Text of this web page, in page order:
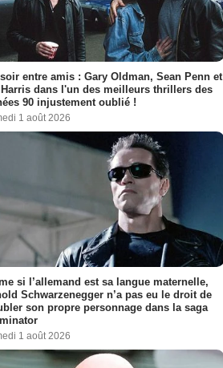
entre amis : Gary Oldman, Sean Penn et
Harris dans l'un des meilleurs thrillers des
90 injustement oublié !
1 août 2026
si l’allemand est sa langue maternelle,
Schwarzenegger n’a pas eu le droit de
son propre personnage dans la saga
1 août 2026